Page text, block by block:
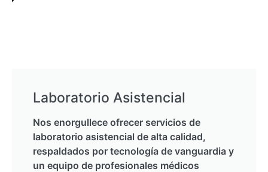
Laboratorio Asistencial
Nos enorgullece ofrecer servicios de
laboratorio asistencial de alta calidad,
respaldados por tecnología de vanguardia y
un equipo de profesionales médicos